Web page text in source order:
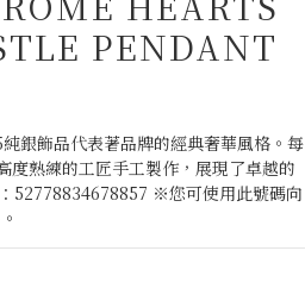
PENDANT
銀飾品代表著品牌的經典奢華風格。每
度熟練的工匠手工製作，展現了卓越的
52778834678857 ※您可使用此號碼向